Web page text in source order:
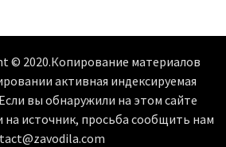
© 2020.Копирование материалов
активная индексируемая
вы обнаружили на этом сайте
на источник, просьба сообщить нам